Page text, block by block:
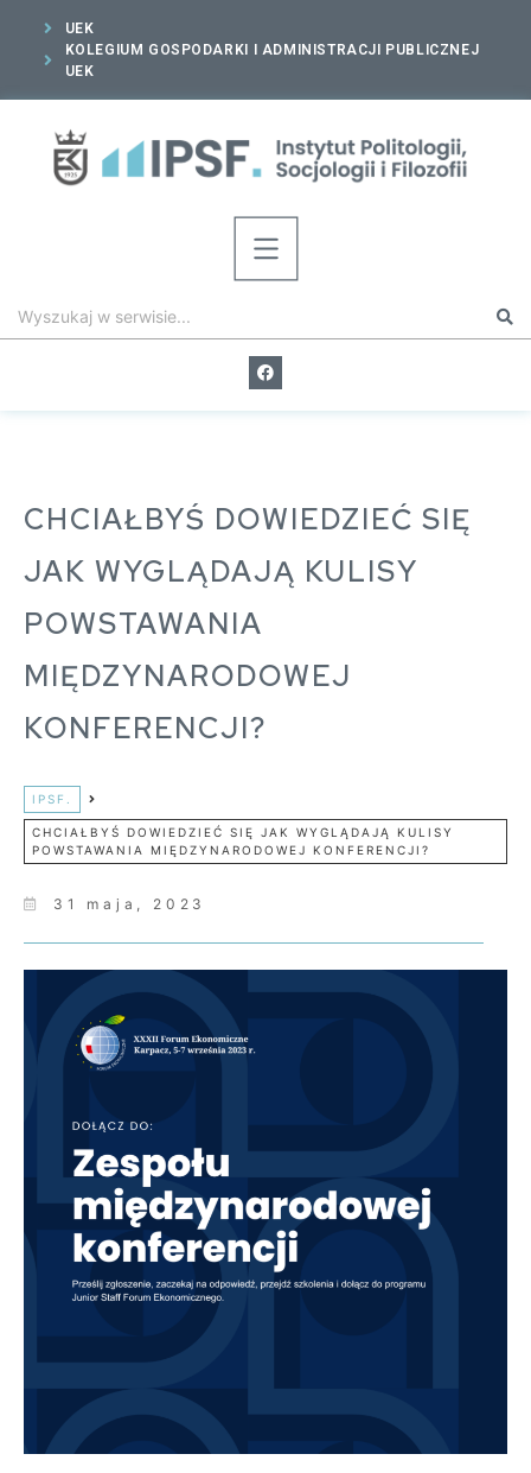
UEK
KOLEGIUM GOSPODARKI I ADMINISTRACJI PUBLICZNEJ
UEK
CHCIAŁBYŚ DOWIEDZIEĆ SIĘ
JAK WYGLĄDAJĄ KULISY
POWSTAWANIA
MIĘDZYNARODOWEJ
KONFERENCJI?
IPSF.
CHCIAŁBYŚ DOWIEDZIEĆ SIĘ JAK WYGLĄDAJĄ KULISY
POWSTAWANIA MIĘDZYNARODOWEJ KONFERENCJI?
31 maja, 2023